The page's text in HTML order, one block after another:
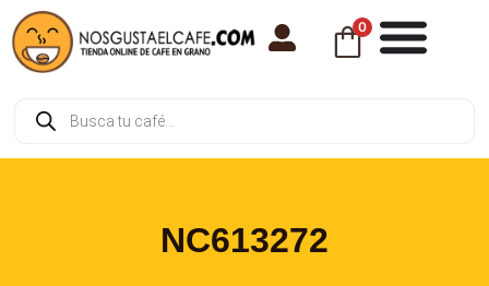
0
NC613272